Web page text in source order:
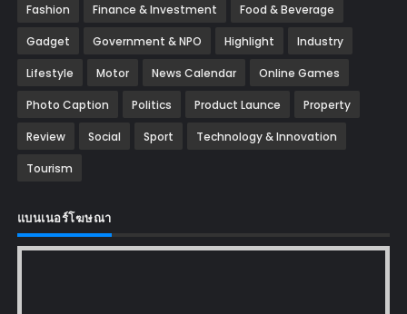
Fashion Finance & Investment Food & Beverage
Gadget Government & NPO Highlight Industry
Lifestyle Motor News Calendar Online Games
Photo Caption Politics Product Launce Property
Review Social Sport Technology & Innovation
Tourism
แบนเนอร์โฆษณา